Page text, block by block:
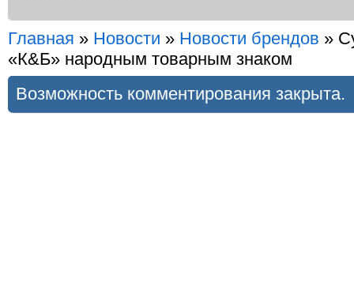
Главная » Новости » Новости брендов »
«К&Б» народным товарным знаком
Возможность комментирования закрыта.